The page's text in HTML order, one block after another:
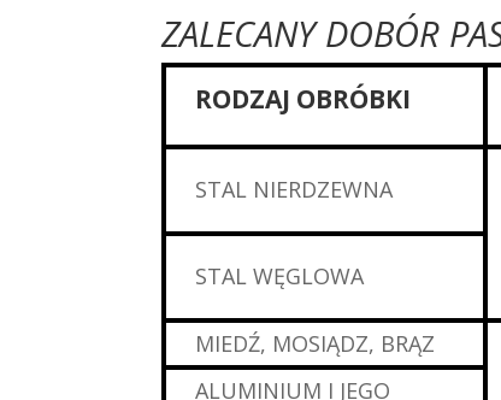
ZALECANY DOBÓR
RODZAJ OBRÓBKI
STAL NIERDZEWNA
STAL WĘGLOWA
MIEDŹ, MOSIĄDZ, BRĄZ
ALUMINIUM I JEGO